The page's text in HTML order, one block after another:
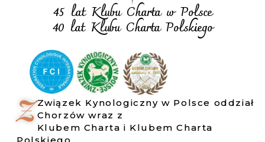
45 lat Klubu Charta w Polsce
40 lat Klubu Charta Polskiego
ZZwiązek Kynologiczny w Polsce oddział
Chorzów wraz z
Klubem Charta i Klubem Charta